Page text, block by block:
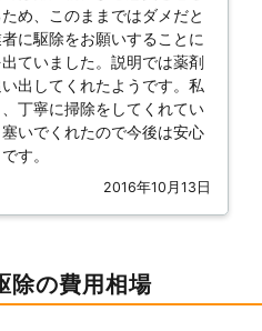
め、このままではダメだと
に駆除をお願いすることに
ていました。説明では薬剤
出してくれたようです。私
丁寧に掃除をしてくれてい
いでくれたので今後は安心
す。
2016年10月13日
除の費用相場